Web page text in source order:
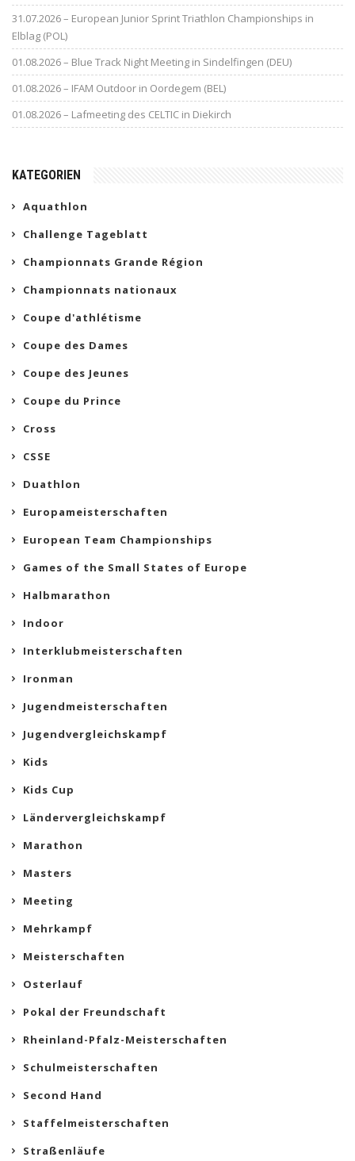
31.07.2026 – European Junior Sprint Triathlon Championships in
Elblag (POL)
01.08.2026 – Blue Track Night Meeting in Sindelfingen (DEU)
01.08.2026 – IFAM Outdoor in Oordegem (BEL)
01.08.2026 – Lafmeeting des CELTIC in Diekirch
KATEGORIEN
Aquathlon
Challenge Tageblatt
Championnats Grande Région
Championnats nationaux
Coupe d'athlétisme
Coupe des Dames
Coupe des Jeunes
Coupe du Prince
Cross
CSSE
Duathlon
Europameisterschaften
European Team Championships
Games of the Small States of Europe
Halbmarathon
Indoor
Interklubmeisterschaften
Ironman
Jugendmeisterschaften
Jugendvergleichskampf
Kids
Kids Cup
Ländervergleichskampf
Marathon
Masters
Meeting
Mehrkampf
Meisterschaften
Osterlauf
Pokal der Freundschaft
Rheinland-Pfalz-Meisterschaften
Schulmeisterschaften
Second Hand
Staffelmeisterschaften
Straßenläufe